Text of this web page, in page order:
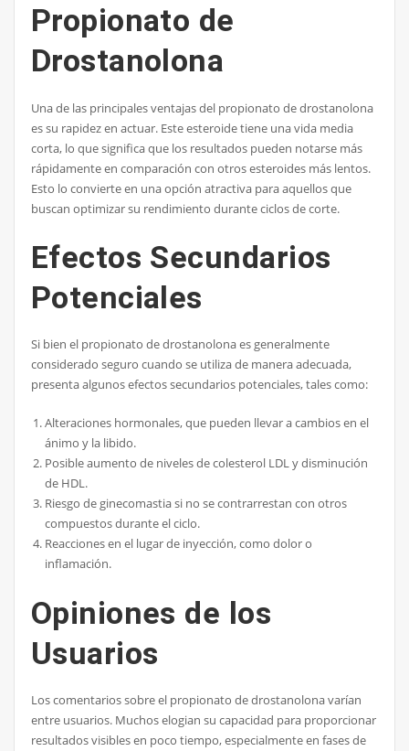
Propionato de
Drostanolona
Una de las principales ventajas del propionato de drostanolona
es su rapidez en actuar. Este esteroide tiene una vida media
corta, lo que significa que los resultados pueden notarse más
rápidamente en comparación con otros esteroides más lentos.
Esto lo convierte en una opción atractiva para aquellos que
buscan optimizar su rendimiento durante ciclos de corte.
Efectos Secundarios
Potenciales
Si bien el propionato de drostanolona es generalmente
considerado seguro cuando se utiliza de manera adecuada,
presenta algunos efectos secundarios potenciales, tales como:
Alteraciones hormonales, que pueden llevar a cambios en el
ánimo y la libido.
Posible aumento de niveles de colesterol LDL y disminución
de HDL.
Riesgo de ginecomastia si no se contrarrestan con otros
compuestos durante el ciclo.
Reacciones en el lugar de inyección, como dolor o
inflamación.
Opiniones de los
Usuarios
Los comentarios sobre el propionato de drostanolona varían
entre usuarios. Muchos elogian su capacidad para proporcionar
resultados visibles en poco tiempo, especialmente en fases de